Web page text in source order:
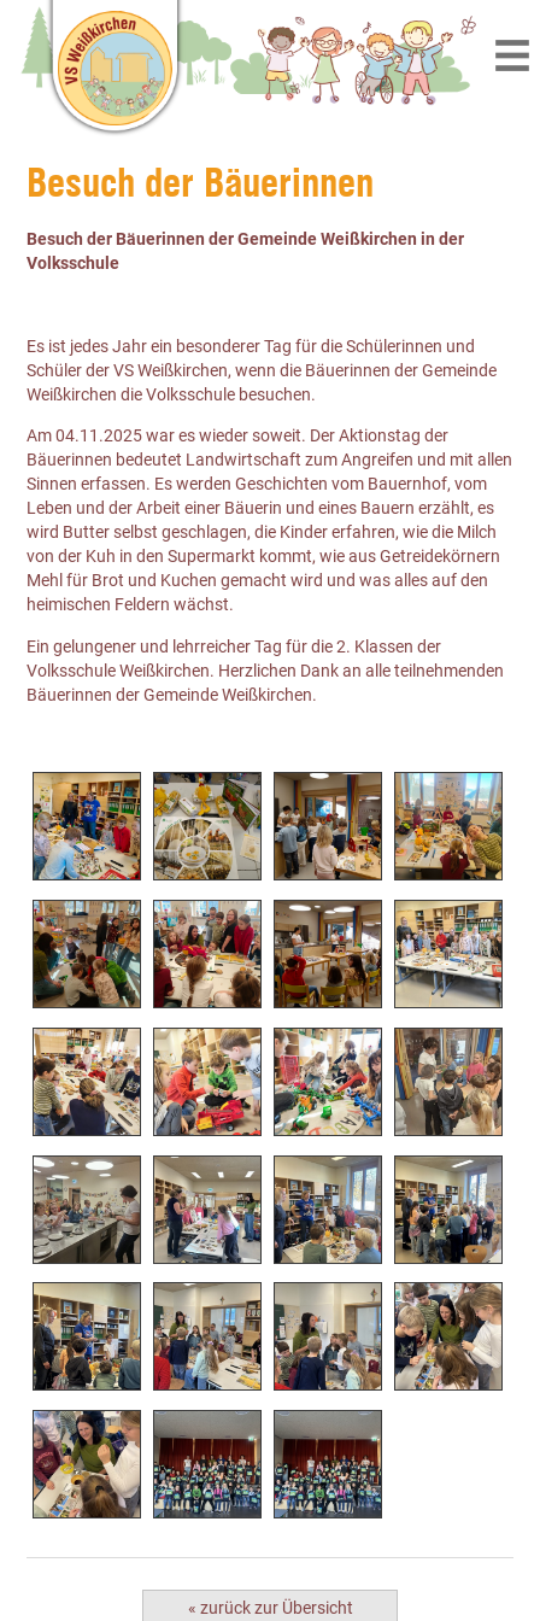
Besuch der Bäuerinnen
Besuch der Bäuerinnen der Gemeinde Weißkirchen in der
Volksschule
Es ist jedes Jahr ein besonderer Tag für die Schülerinnen und
Schüler der VS Weißkirchen, wenn die Bäuerinnen der Gemeinde
Weißkirchen die Volksschule besuchen.
Am 04.11.2025 war es wieder soweit. Der Aktionstag der
Bäuerinnen bedeutet Landwirtschaft zum Angreifen und mit allen
Sinnen erfassen. Es werden Geschichten vom Bauernhof, vom
Leben und der Arbeit einer Bäuerin und eines Bauern erzählt, es
wird Butter selbst geschlagen, die Kinder erfahren, wie die Milch
von der Kuh in den Supermarkt kommt, wie aus Getreidekörnern
Mehl für Brot und Kuchen gemacht wird und was alles auf den
heimischen Feldern wächst.
Ein gelungener und lehrreicher Tag für die 2. Klassen der
Volksschule Weißkirchen. Herzlichen Dank an alle teilnehmenden
Bäuerinnen der Gemeinde Weißkirchen.
« zurück zur Übersicht